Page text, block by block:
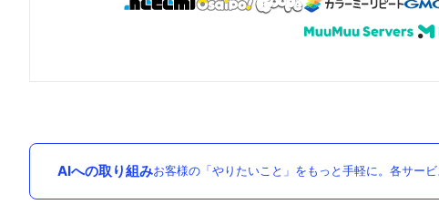
AIへの取り組みお客様の「やりたいこと」をもっと手軽に。各サー